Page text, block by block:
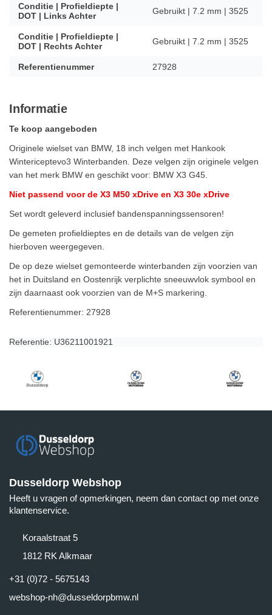
Conditie | Profieldiepte |
DOT | Links Achter
Gebruikt | 7.2 mm | 3525
Conditie | Profieldiepte |
DOT | Rechts Achter
Gebruikt | 7.2 mm | 3525
Referentienummer 27928
Informatie
Te koop aangeboden
Originele wielset van BMW, 18 inch velgen met Hankook
Wintericeptevo3 Winterbanden. Deze velgen zijn originele velgen
van het merk BMW en geschikt voor: BMW X3 G45.
Niet passend voor de X3 M50 xDrive en X3 30e xDrive
Set wordt geleverd inclusief bandenspanningssensoren!
De gemeten profieldieptes en de details van de velgen zijn
hierboven weergegeven.
De op deze wielset gemonteerde winterbanden zijn voorzien van
het in Duitsland en Oostenrijk verplichte sneeuwvlok symbool en
zijn daarnaast ook voorzien van de M+S markering.
Referentienummer: 27928
Referentie: U36211001921
Dusseldorp Webshop
Heeft u vragen of opmerkingen, neem dan contact op met onze
klantenservice.
Koraalstraat 5
1812 RK Alkmaar
+31 (0)72 - 5675143
webshop-nh@dusseldorpbmw.nl